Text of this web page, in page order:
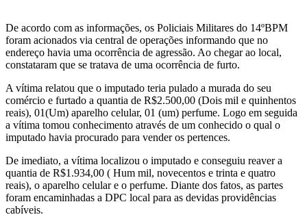
De acordo com as informações, os Policiais Militares do 14ºBPM
foram acionados via central de operações informando que no
endereço havia uma ocorrência de agressão. Ao chegar ao local,
constataram que se tratava de uma ocorrência de furto.
A vítima relatou que o imputado teria pulado a murada do seu
comércio e furtado a quantia de R$2.500,00 (Dois mil e quinhentos
reais), 01(Um) aparelho celular, 01 (um) perfume. Logo em seguida
a vítima tomou conhecimento através de um conhecido o qual o
imputado havia procurado para vender os pertences.
De imediato, a vítima localizou o imputado e conseguiu reaver a
quantia de R$1.934,00 ( Hum mil, novecentos e trinta e quatro
reais), o aparelho celular e o perfume. Diante dos fatos, as partes
foram encaminhadas a DPC local para as devidas providências
cabíveis.